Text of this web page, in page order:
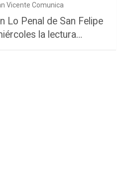
Vicente Comunica
Lo Penal de San Felipe
la lectura…